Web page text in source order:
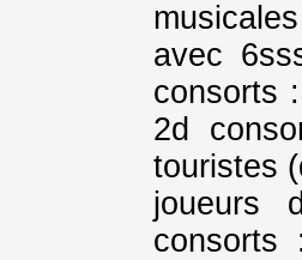
avec
consorts
2d
touristes
joueurs
consorts